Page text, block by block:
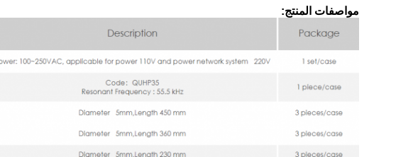
مواصفات المنتج: